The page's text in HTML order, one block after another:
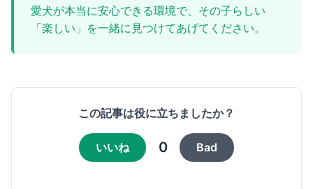
愛犬が本当に安心できる環境で、その子らしい
「楽しい」を一緒に見つけてあげてください。
この記事は役に立ちましたか？
いいね 0 Bad